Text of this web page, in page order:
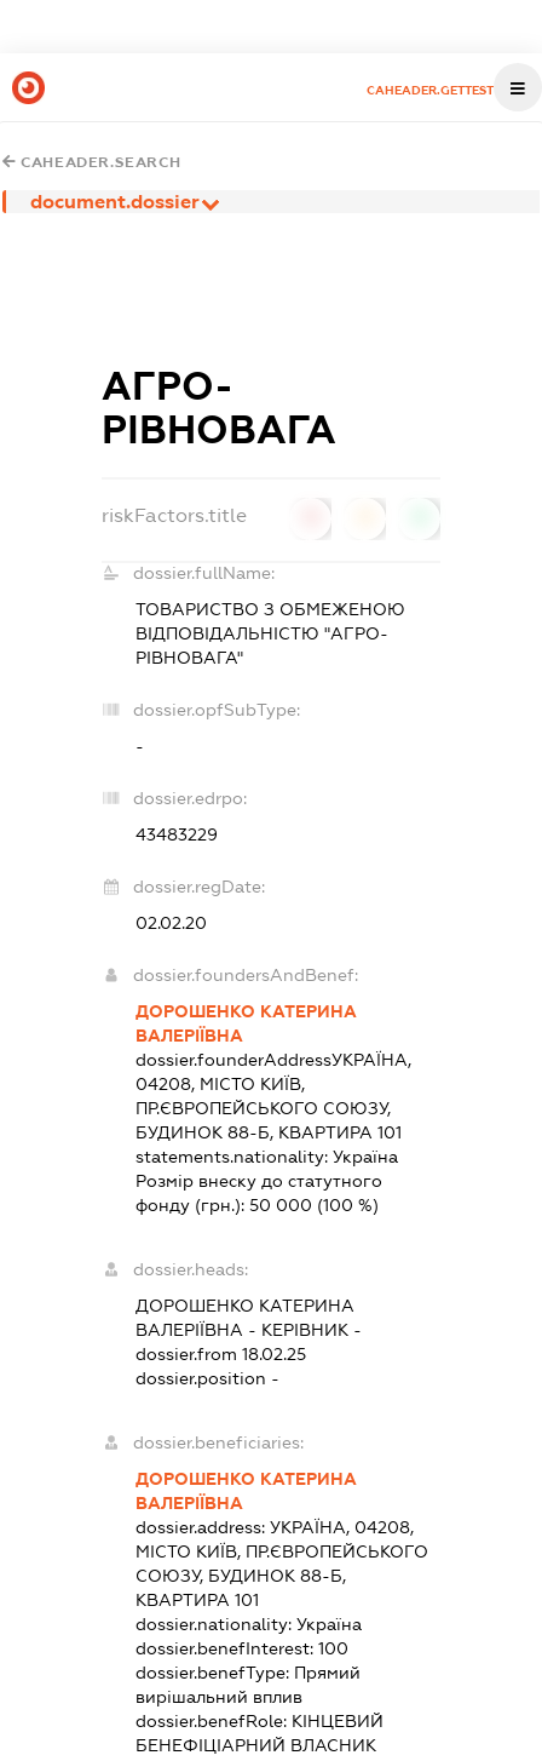
CAHEADER.GETTEST
CAHEADER.SEARCH
document.dossier
АГРО-
РІВНОВАГА
riskFactors.title
dossier.fullName:
ТОВАРИСТВО З ОБМЕЖЕНОЮ
ВІДПОВІДАЛЬНІСТЮ "АГРО-
РІВНОВАГА"
dossier.opfSubType:
-
dossier.edrpo:
43483229
dossier.regDate:
02.02.20
dossier.foundersAndBenef:
ДОРОШЕНКО КАТЕРИНА
ВАЛЕРІЇВНА
dossier.founderAddressУКРАЇНА,
04208, МІСТО КИЇВ,
ПР.ЄВРОПЕЙСЬКОГО СОЮЗУ,
БУДИНОК 88-Б, КВАРТИРА 101
statements.nationality: Україна
Розмір внеску до статутного
фонду (грн.): 50 000 (100 %)
dossier.heads:
ДОРОШЕНКО КАТЕРИНА
ВАЛЕРІЇВНА - КЕРІВНИК-
dossier.from 18.02.25
dossier.position -
dossier.beneficiaries:
ДОРОШЕНКО КАТЕРИНА
ВАЛЕРІЇВНА
dossier.address: УКРАЇНА, 04208,
МІСТО КИЇВ, ПР.ЄВРОПЕЙСЬКОГО
СОЮЗУ, БУДИНОК 88-Б,
КВАРТИРА 101
dossier.nationality: Україна
dossier.benefInterest: 100
dossier.benefType: Прямий
вирішальний вплив
dossier.benefRole: КІНЦЕВИЙ
БЕНЕФІЦІАРНИЙ ВЛАСНИК